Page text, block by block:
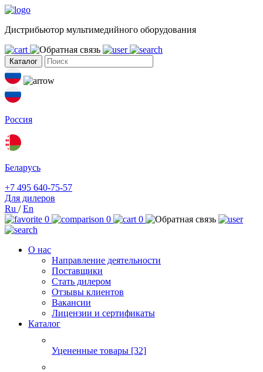
Дистрибьютор мультимедийного оборудования
Каталог
Россия
Беларусь
+7 495 640-75-57
Для дилеров
Ru /En
0
0 0
О нас
Направление деятельности
Поставщики
Стать дилером
Отзывы клиентов
Вакансии
Лицензии и сертификаты
Каталог
Уцененные товары [32]